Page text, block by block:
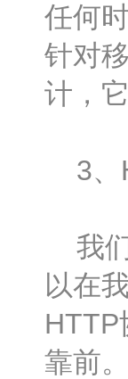
任何
针对
计，
3、
我们
以在
HTTP
靠前